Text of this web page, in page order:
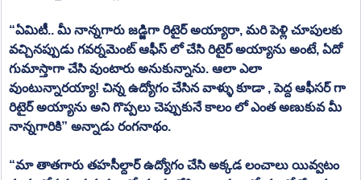
“ఏమిటీ.. మీ నాన్నగారు జడ్జిగా రిటైర్ అయ్యారా, మరి పెళ్లి చూపులకు
వచ్చినప్పుడు గవర్నమెంట్ ఆఫీస్ లో చేసి రిటైర్ అయ్యాను అంటే, ఏదో
గుమాస్తాగా చేసి వుంటారు అనుకున్నాను. ఆలా ఎలా
వుంటున్నారయ్యా! చిన్న ఉద్యోగం చేసిన వాళ్ళు కూడా , పెద్ద ఆఫీసర్ గా
రిటైర్ అయ్యాను అని గొప్పలు చెప్పుకునే కాలం లో ఎంత అణుకువ మీ
నాన్నగారికి” అన్నాడు రంగనాథం.
“మా తాతగారు తహసీల్దార్ ఉద్యోగం చేసి అక్కడ లంచాలు యివ్వటం